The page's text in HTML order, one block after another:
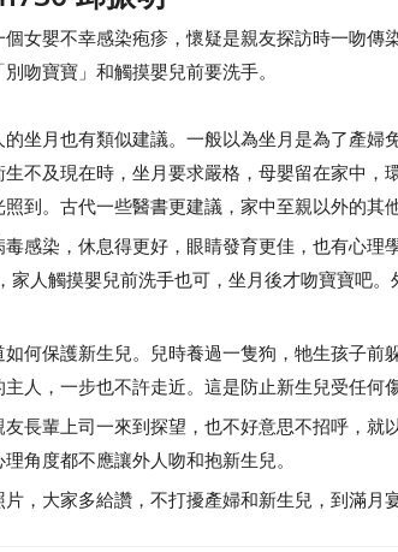
女嬰不幸感染疱疹，懷疑是親友探訪時一吻傳
吻寶寶」和觸摸嬰兒前要洗手。
坐月也有類似建議。一般以為坐月是為了產婦
不及現在時，坐月要求嚴格，母嬰留在家中，
到。古代一些醫書更建議，家中至親以外的其
感染，休息得更好，眼睛發育更佳，也有心理
家人觸摸嬰兒前洗手也可，坐月後才吻寶寶吧
何保護新生兒。兒時養過一隻狗，牠生孩子前
人，一步也不許走近。這是防止新生兒受任何
長輩上司一來到探望，也不好意思不招呼，就
角度都不應讓外人吻和抱新生兒。
，大家多給讚，不打擾產婦和新生兒，到滿月